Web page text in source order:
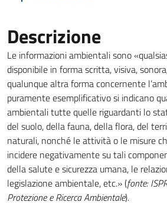
Descrizione
Le informazioni ambientali sono
disponibile in forma scritta, visiva,
qualunque altra forma concernente
puramente esemplificativo si indicano
ambientali tutte quelle riguardanti lo
del suolo, della fauna, della flora, del
naturali, nonché le attività o le misure
incidere negativamente su tali
della salute e sicurezza umana, le
legislazione ambientale, etc.» (fonte:
Protezione e Ricerca Ambientale).